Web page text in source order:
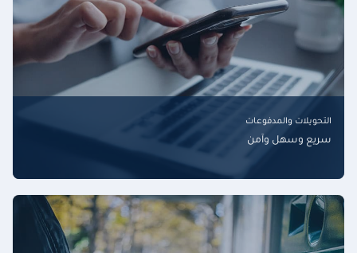
التحويلات والمدفوعات
سريع وسهل وآمن